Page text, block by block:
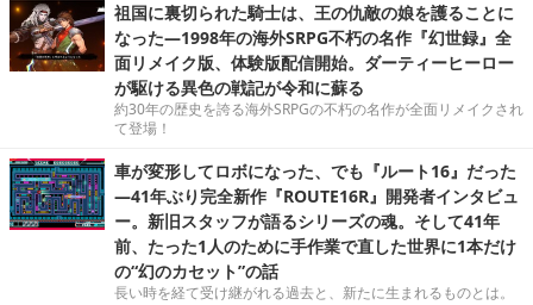
祖国に裏切られた騎士は、王の仇敵の娘を護ることに
なった―1998年の海外SRPG不朽の名作『幻世録』全
面リメイク版、体験版配信開始。ダーティーヒーロー
が駆ける異色の戦記が令和に蘇る
約30年の歴史を誇る海外SRPGの不朽の名作が全面リメイクされ
て登場！
車が変形してロボになった、でも『ルート16』だった
―41年ぶり完全新作『ROUTE16R』開発者インタビュ
ー。新旧スタッフが語るシリーズの魂。そして41年
前、たった1人のために手作業で直した世界に1本だけ
の“幻のカセット”の話
長い時を経て受け継がれる過去と、新たに生まれるものとは。